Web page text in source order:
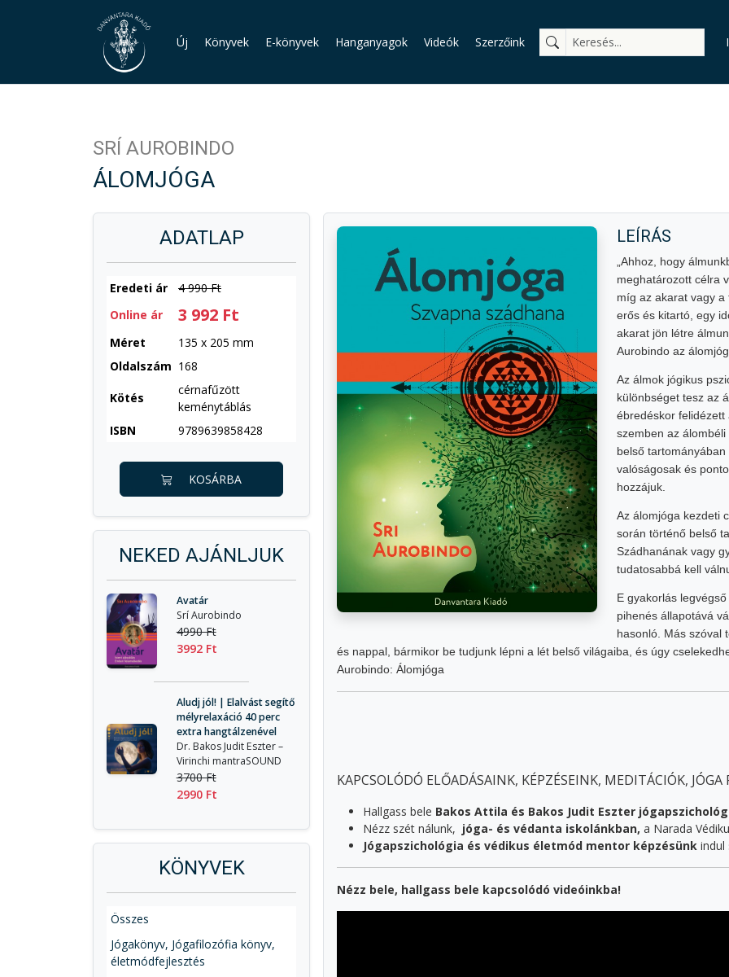
Új Könyvek E-könyvek Hanganyagok Videók Szerzőink
SRÍ AUROBINDO
ÁLOMJÓGA
ADATLAP
Eredeti ár
4 990 Ft
Online ár
3 992 Ft
Méret
135 x 205 mm
Oldalszám 168
Kötés
cérnafűzött
keménytáblás
ISBN
9789639858428
KOSÁRBA
NEKED AJÁNLJUK
Avatár
Srí Aurobindo
4990 Ft
3992 Ft
Aludj jól! | Elalvást segítő
mélyrelaxáció 40 perc
extra hangtálzenével
Dr. Bakos Judit Eszter –
Virinchi mantraSOUND
3700 Ft
2990 Ft
KÖNYVEK
Összes
Jógakönyv, Jógafilozófia könyv,
életmódfejlesztés
LEÍRÁS
„Ahhoz, hogy
meghatározott célra
míg az akarat vagy
erős és kitartó, egy
akarat jön létre
Aurobindo az
Az álmok jógikus
különbséget tesz az
ébredéskor felidézett
szemben az
belső
valóságosak és
hozzájuk.
Az álomjóga kezdeti
során történő belső
Szádhanának vagy
tudatosabbá kell
E gyakorlás
pihenés állapotává
hasonló. Más szóval
és nappal, bármikor be tudjunk lépni a lét belső világaiba, és úgy
Aurobindo: Álomjóga
KAPCSOLÓDÓ ELŐADÁSAINK, KÉPZÉSEINK, MEDITÁCIÓK,
Hallgass bele Bakos Attila és Bakos Judit Eszter
Nézz szét nálunk, jóga- és védanta iskolánkban, a Narada
Jógapszichológia és védikus életmód mentor képzésünk indul
Nézz bele, hallgass bele kapcsolódó videóinkba!